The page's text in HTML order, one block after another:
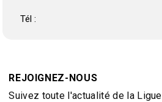
Tél :
REJOIGNEZ-NOUS
Suivez toute l'actualité de la Ligue